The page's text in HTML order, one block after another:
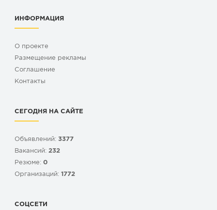
ИНФОРМАЦИЯ
О проекте
Размещение рекламы
Cоглашение
Контакты
СЕГОДНЯ НА САЙТЕ
Объявлений: 3377
Вакансий: 232
Резюме: 0
Организаций: 1772
СОЦСЕТИ